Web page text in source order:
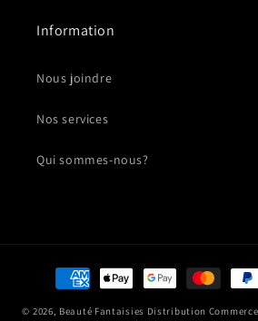
Information
Nous joindre
Nos services
Qui sommes-nous?
Moyens
de
© 2026, Beauté Fantaisies Distribution